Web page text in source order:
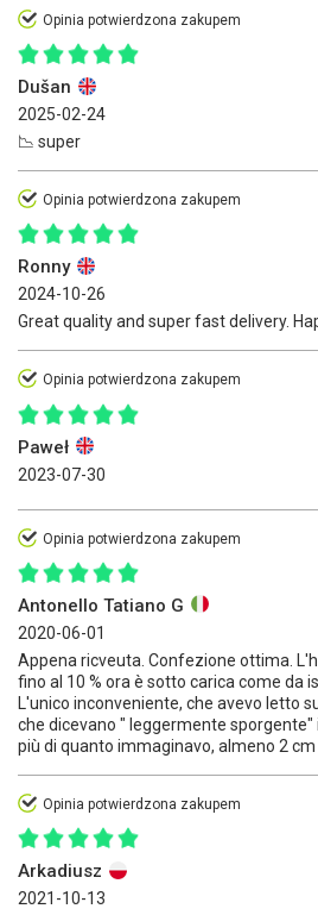
Opinia potwierdzona zakupem
Dušan
2025-02-24
📉 super
Opinia potwierdzona zakupem
Ronny
2024-10-26
Great quality and super fast delivery.
Opinia potwierdzona zakupem
Paweł
2023-07-30
Opinia potwierdzona zakupem
Antonello Tatiano G
2020-06-01
Appena ricveuta. Confezione ottima.
fino al 10 % ora è sotto carica come da
L'unico inconveniente, che avevo letto
che dicevano " leggermente
più di quanto immaginavo, almeno 2
Opinia potwierdzona zakupem
Arkadiusz
2021-10-13